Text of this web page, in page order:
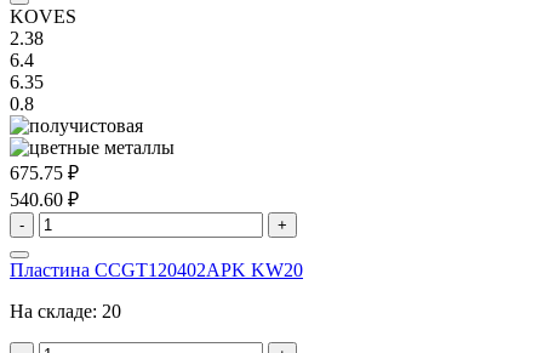
KOVES
2.38
6.4
6.35
0.8
675.75 ₽
540.60 ₽
- +
Пластина CCGT120402APK KW20
На складе: 20